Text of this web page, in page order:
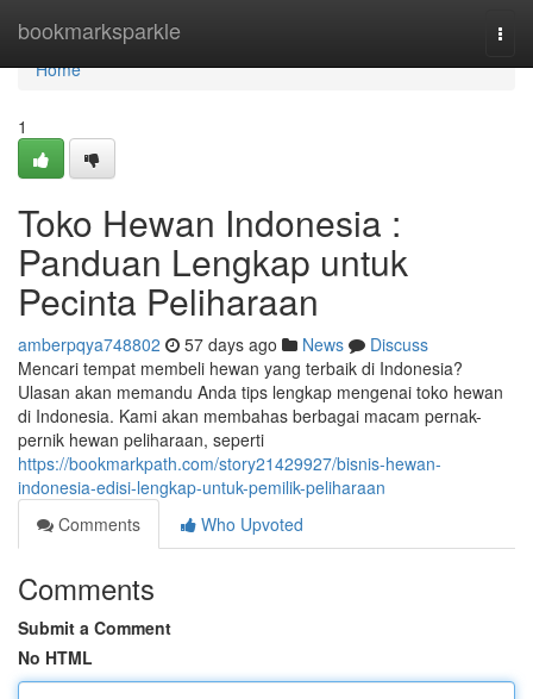
bookmarksparkle
Home
Home
1
Toko Hewan Indonesia :
Panduan Lengkap untuk
Pecinta Peliharaan
amberpqya748802 57 days ago News
Discuss
Mencari tempat membeli hewan yang terbaik di Indonesia?
Ulasan akan memandu Anda tips lengkap mengenai toko hewan
di Indonesia. Kami akan membahas berbagai macam pernak-
pernik hewan peliharaan, seperti
https://bookmarkpath.com/story21429927/bisnis-hewan-
indonesia-edisi-lengkap-untuk-pemilik-peliharaan
Comments
Who Upvoted
Comments
Submit a Comment
No HTML